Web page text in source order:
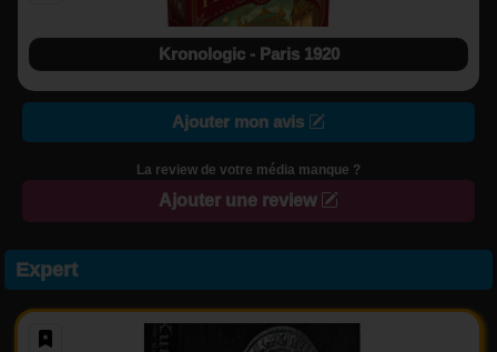
Kronologic - Paris 1920
Ajouter mon avis
La review de votre média manque ?
Ajouter une review
Expert